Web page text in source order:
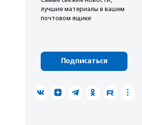
лучшие материалы в вашем
почтовом ящике
Подписаться